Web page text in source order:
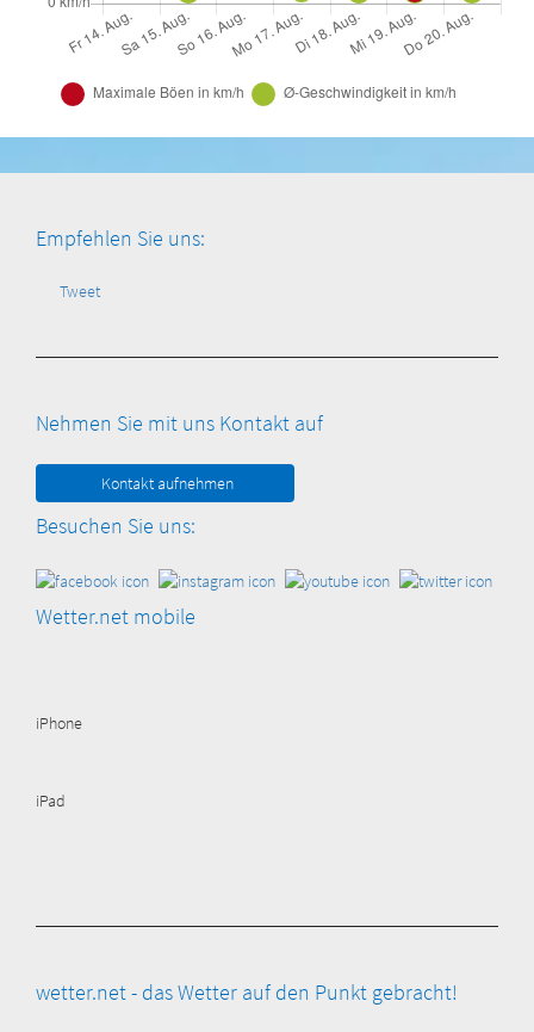
Empfehlen Sie uns:
Tweet
Nehmen Sie mit uns Kontakt auf
Kontakt aufnehmen
Besuchen Sie uns:
Wetter.net mobile
iPhone
iPad
wetter.net - das Wetter auf den Punkt gebracht!